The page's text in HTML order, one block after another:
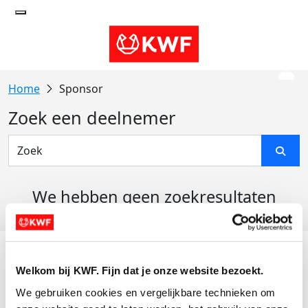
Welkom bij KWF. Fijn dat je onze website bezoekt.
We gebruiken cookies en vergelijkbare technieken om
Sponsor
Zoek een deelnemer
We hebben geen zoekresultaten
Actiematerialen
Evenementen